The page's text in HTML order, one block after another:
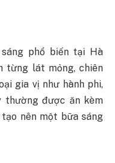
phổ biến tại Hà
từng lát mỏng, chiên
gia vị như hành phi,
thường được ăn kèm
nên một bữa sáng